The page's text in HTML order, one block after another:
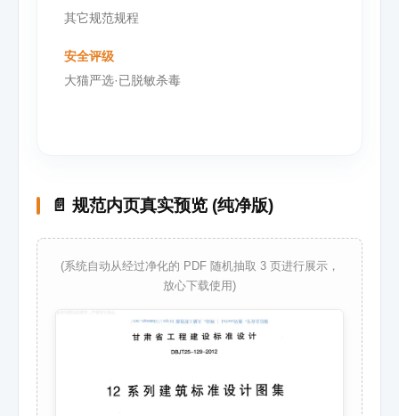
其它规范规程
安全评级
大猫严选·已脱敏杀毒
📄 规范内页真实预览 (纯净版)
(系统自动从经过净化的 PDF 随机抽取 3 页进行展示，
放心下载使用)